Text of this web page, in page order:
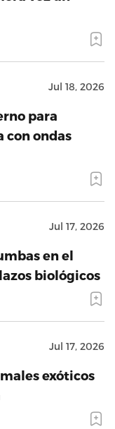
Jul 18, 2026
para
con ondas
Jul 17, 2026
en el
biológicos
Jul 17, 2026
exóticos